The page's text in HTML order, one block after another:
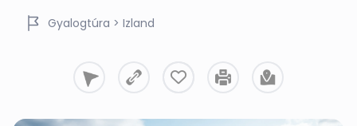
Gyalogtúra > Izland